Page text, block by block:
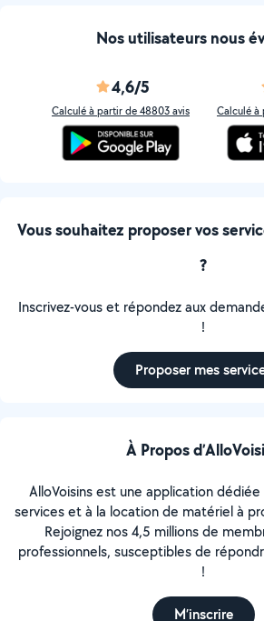
Nos utilisateurs nous
4,6/5
Calculé à partir de 48803 avis Calculé à
Vous souhaitez proposer vos
?
Inscrivez-vous et répondez aux
!
Proposer mes
À Propos
AlloVoisins est une application
services et à la location de matériel à
Rejoignez nos 4,5 millions de
professionnels, susceptibles de
!
M’inscrire